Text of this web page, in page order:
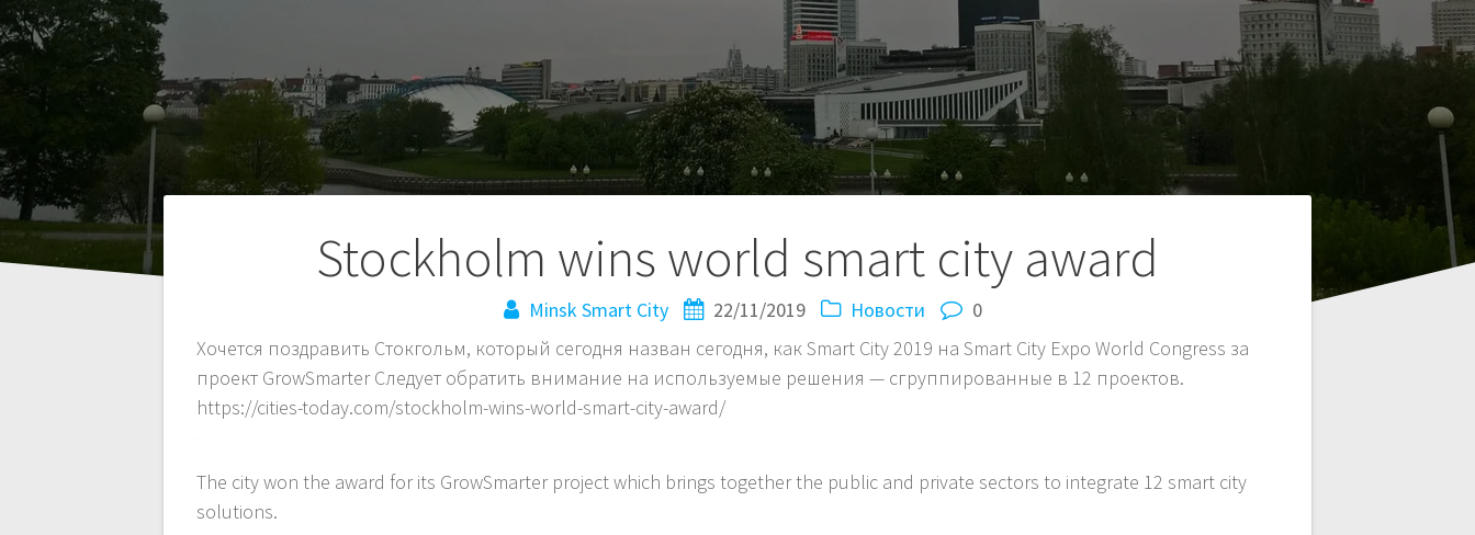
Stockholm wins world smart city award
Minsk Smart City 22/11/2019 Новости
0
Хочется поздравить Стокгольм, который сегодня назван сегодня, как Smart City 2019 на Smart City Expo World Congress за
проект GrowSmarter Следует обратить внимание на используемые решения — сгруппированные в 12 проектов.
https://cities-today.com/stockholm-wins-world-smart-city-award/
The city won the award for its GrowSmarter project which brings together the public and private sectors to integrate 12 smart city
solutions.
Навигация
записям